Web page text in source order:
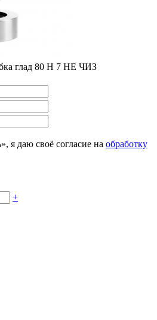
глад 80 H 7 НЕ ЧИЗ
я даю своё согласие на обработку
+